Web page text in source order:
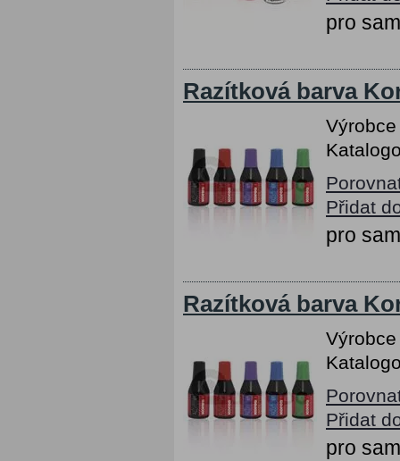
pro
Razítková barva
Přidat
pro
Razítková barva
Přidat
pro